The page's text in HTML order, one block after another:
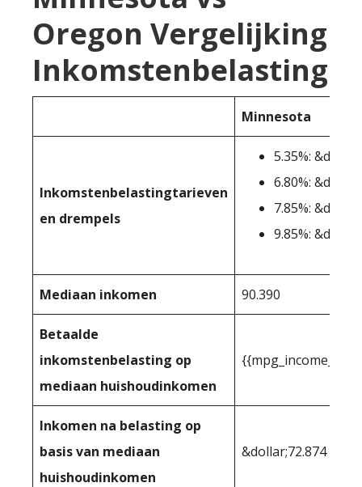
Oregon Vergelijking
Inkomstenbelasting
Minnesota
Inkomstenbelastingtarieven
en drempels
5.35%:
6.80%:
7.85%:
9.85%:
Mediaan inkomen 90.390
Betaalde
inkomstenbelasting op
mediaan huishoudinkomen
Inkomen na belasting op
basis van mediaan
huishoudinkomen
&dollar;72.874